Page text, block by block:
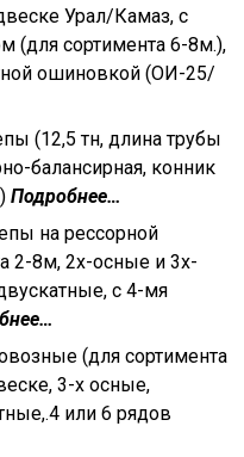
Урал/Камаз, с
(для сортимента 6-8м.),
ошиновкой (ОИ-25/
(12,5 тн, длина трубы
балансирная, конник
Подробнее…
на рессорной
2-8м, 2х-осные и 3х-
с 4-мя
(для сортимента
3-х осные,
или 6 рядов